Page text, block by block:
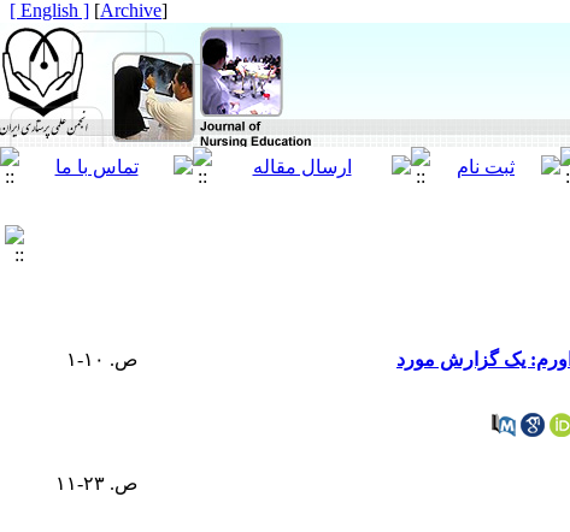
[
Archive
]
[ English ]
اورم: یک گزارش مورد
ص. ۱۰-۱
ص. ۲۳-۱۱